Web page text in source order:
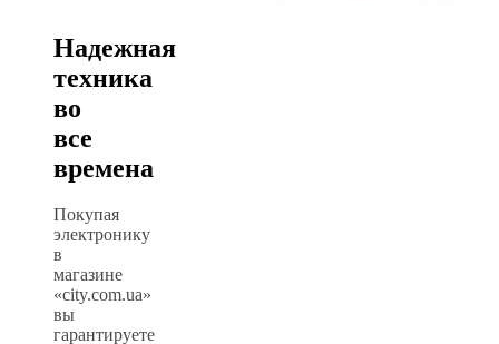
Надежная
техника
во
все
времена
Покупая
электронику
в
магазине
«city.com.ua»
вы
гарантируете